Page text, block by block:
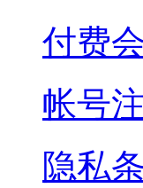
付费
帐号
隐私